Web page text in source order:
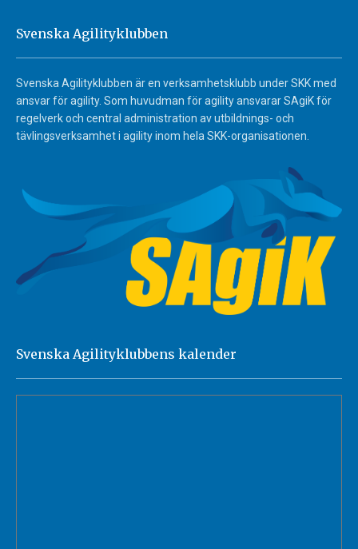
Svenska Agilityklubben
Svenska Agilityklubben är en verksamhetsklubb under SKK med
ansvar för agility. Som huvudman för agility ansvarar SAgiK för
regelverk och central administration av utbildnings- och
tävlingsverksamhet i agility inom hela SKK-organisationen.
Svenska Agilityklubbens kalender